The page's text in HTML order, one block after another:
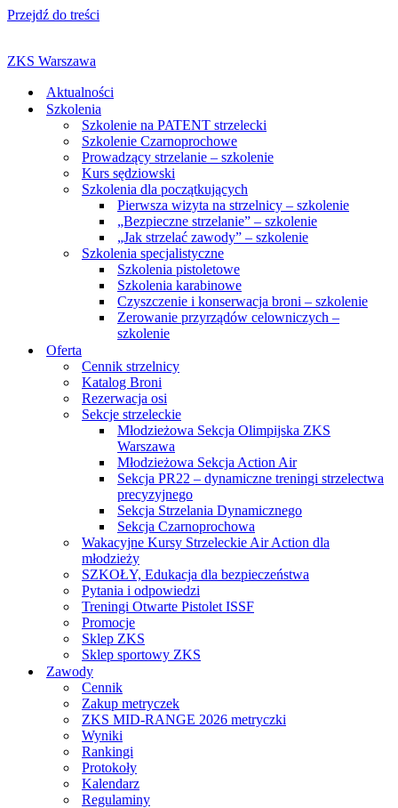
Przejdź do treści
ZKS Warszawa
Aktualności
Szkolenia
Szkolenie na PATENT strzelecki
Szkolenie Czarnoprochowe
Prowadzący strzelanie – szkolenie
Kurs sędziowski
Szkolenia dla początkujących
Pierwsza wizyta na strzelnicy – szkolenie
„Bezpieczne strzelanie” – szkolenie
„Jak strzelać zawody” – szkolenie
Szkolenia specjalistyczne
Szkolenia pistoletowe
Szkolenia karabinowe
Czyszczenie i konserwacja broni – szkolenie
Zerowanie przyrządów celowniczych –
szkolenie
Oferta
Cennik strzelnicy
Katalog Broni
Rezerwacja osi
Sekcje strzeleckie
Młodzieżowa Sekcja Olimpijska ZKS
Warszawa
Młodzieżowa Sekcja Action Air
Sekcja PR22 – dynamiczne treningi strzelectwa
precyzyjnego
Sekcja Strzelania Dynamicznego
Sekcja Czarnoprochowa
Wakacyjne Kursy Strzeleckie Air Action dla
młodzieży
SZKOŁY, Edukacja dla bezpieczeństwa
Pytania i odpowiedzi
Treningi Otwarte Pistolet ISSF
Promocje
Sklep ZKS
Sklep sportowy ZKS
Zawody
Cennik
Zakup metryczek
ZKS MID-RANGE 2026 metryczki
Wyniki
Rankingi
Protokoły
Kalendarz
Regulaminy